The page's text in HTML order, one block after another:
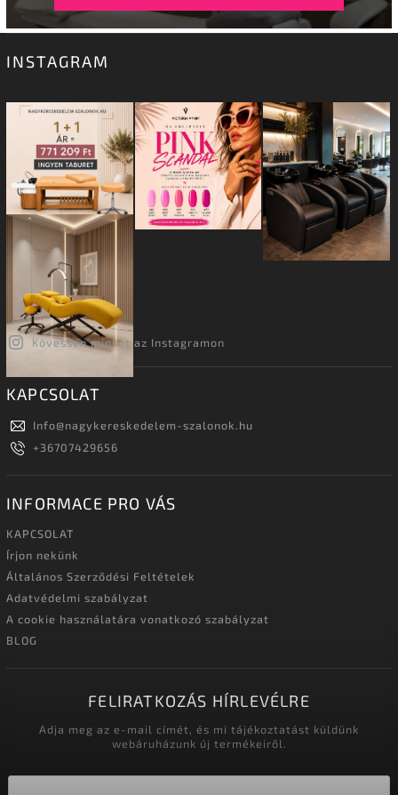
INSTAGRAM
Kövessen minket az Instagramon
KAPCSOLAT
Info@nagykereskedelem-szalonok.hu
+36707429656
INFORMACE PRO VÁS
KAPCSOLAT
Írjon nekünk
Általános Szerződési Feltételek
Adatvédelmi szabályzat
A cookie használatára vonatkozó szabályzat
BLOG
FELIRATKOZÁS HÍRLEVÉLRE
Adja meg az e-mail címét, és mi tájékoztatást küldünk
webáruházunk új termékeiről.